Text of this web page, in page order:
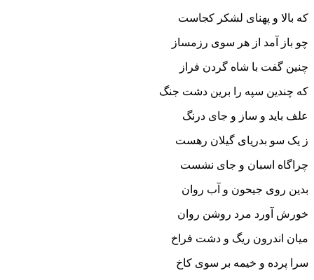
که بالا و پهناى لشکر کجاست‏
چو باز آمد از هر سوى رزمساز
چنین گفت با شاه گردن فراز
که چندین سپه را برین دشت جنگ
علف باید و ساز و جاى درنگ‏
ز یک سو بدریاى گیلان رهست
چراگاه اسبان و جاى نشست‏
بدین روى جیحون و آب روان
خورش آورد مرد روشن روان‏
میان اندرون ریگ و دشت فراخ
سرا پرده و خیمه بر سوى کاخ‏